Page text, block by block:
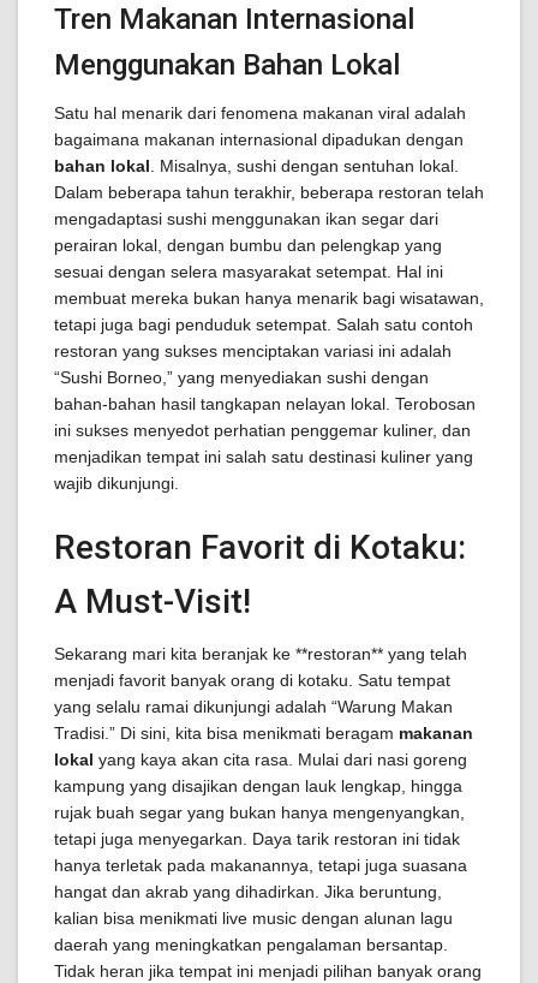
Tren Makanan Internasional
Menggunakan Bahan Lokal
Satu hal menarik dari fenomena makanan viral adalah
bagaimana makanan internasional dipadukan dengan
bahan lokal . Misalnya, sushi dengan sentuhan lokal.
Dalam beberapa tahun terakhir, beberapa restoran telah
mengadaptasi sushi menggunakan ikan segar dari
perairan lokal, dengan bumbu dan pelengkap yang
sesuai dengan selera masyarakat setempat. Hal ini
membuat mereka bukan hanya menarik bagi wisatawan,
tetapi juga bagi penduduk setempat. Salah satu contoh
restoran yang sukses menciptakan variasi ini adalah
“Sushi Borneo,” yang menyediakan sushi dengan
bahan-bahan hasil tangkapan nelayan lokal. Terobosan
ini sukses menyedot perhatian penggemar kuliner, dan
menjadikan tempat ini salah satu destinasi kuliner yang
wajib dikunjungi.
Restoran Favorit di Kotaku:
A Must-Visit!
Sekarang mari kita beranjak ke **restoran** yang telah
menjadi favorit banyak orang di kotaku. Satu tempat
yang selalu ramai dikunjungi adalah “Warung Makan
Tradisi.” Di sini, kita bisa menikmati beragam makanan
lokal yang kaya akan cita rasa. Mulai dari nasi goreng
kampung yang disajikan dengan lauk lengkap, hingga
rujak buah segar yang bukan hanya mengenyangkan,
tetapi juga menyegarkan. Daya tarik restoran ini tidak
hanya terletak pada makanannya, tetapi juga suasana
hangat dan akrab yang dihadirkan. Jika beruntung,
kalian bisa menikmati live music dengan alunan lagu
daerah yang meningkatkan pengalaman bersantap.
Tidak heran jika tempat ini menjadi pilihan banyak orang